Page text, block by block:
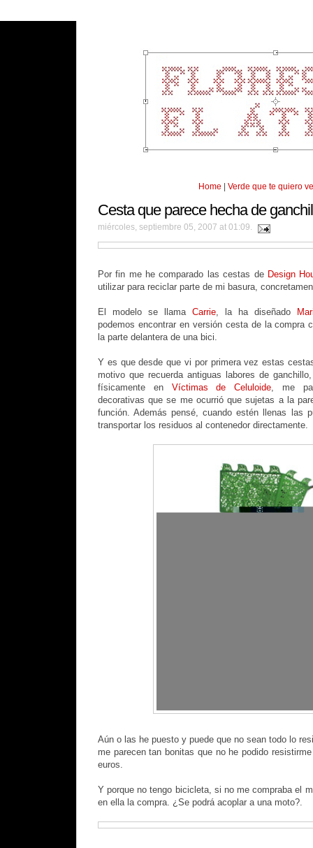
Home | Verde que te quiero
Cesta que parece hecha de
miércoles, septiembre 05, 2007 at 01:09.
Por fin me he comparado las cestas de Design
utilizar para reciclar parte de mi basura,
El modelo se llama Carrie, la ha diseñado
podemos encontrar en versión cesta de la compra
la parte delantera de una bici.
Y es que desde que vi por primera vez estas
motivo que recuerda antiguas labores de
físicamente en Víctimas de Celuloide, me
decorativas que se me ocurrió que sujetas a la
función. Además pensé, cuando estén llenas las
transportar los residuos al contenedor directamente.
Aún o las he puesto y puede que no sean todo lo
me parecen tan bonitas que no he podido
euros.
Y porque no tengo bicicleta, si no me compraba el
en ella la compra. ¿Se podrá acoplar a una moto?.